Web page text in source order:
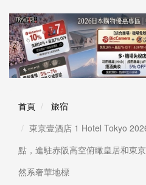
首頁
旅宿
東京壹酒店 1 Hotel Tokyo
點，進駐赤阪高空俯瞰皇居和東
然系奢華地標